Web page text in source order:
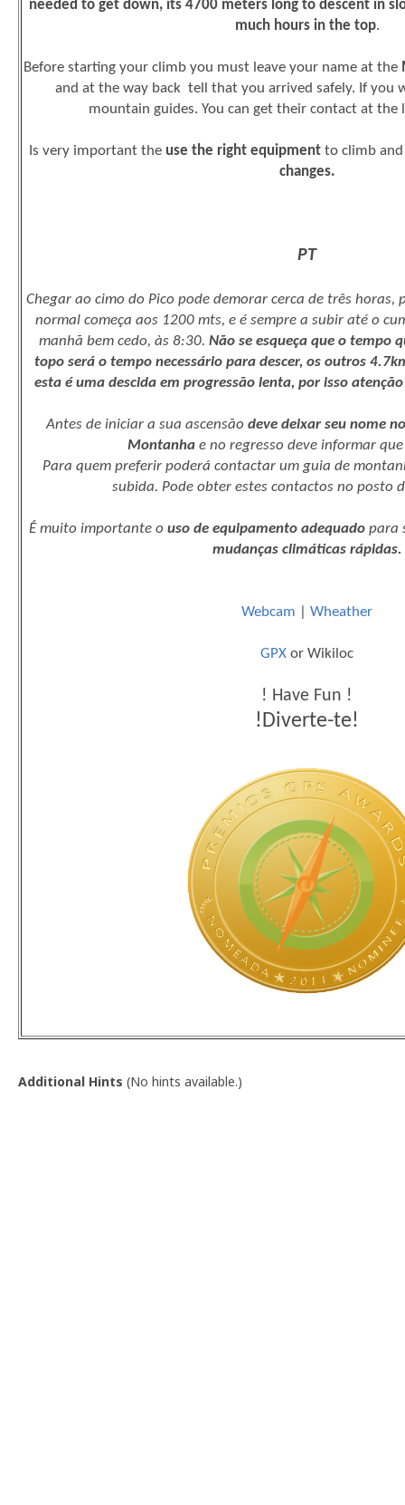
and at the way back tell that you arrived safely. If you
mountain guides. You can get their contact at
Is very important theuse the right equipment to climb
changes.
PT
Não se esqueça que o tempo
esta é uma descida em progressão lenta, por isso
Antes de iniciar a sua ascensãodeve deixar seu nome
Montanha e no regresso deve informar
Para quem preferir poderá contactar um guia de
É muito importante o uso de equipamento adequado para
mudanças climáticas rápidas.
Webcam|Wheather
! Have Fun !
!Diverte-te!